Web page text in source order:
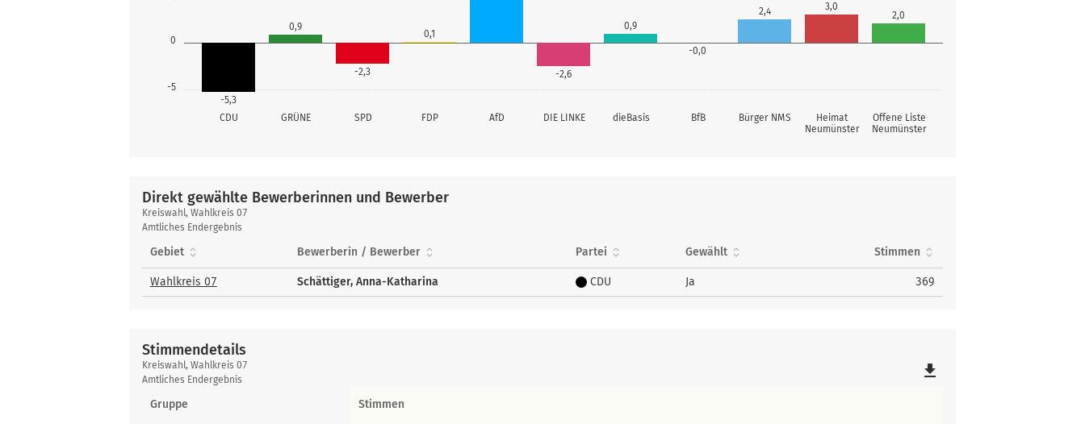
-5
0
CDU GRÜNE SPD FDP AfD DIE LINKE dieBasis BfB Bürger NMS
Heimat
Neumünster
Offene Liste
Neumünster
-5,3
0,9
-2,3
0,1
-2,6
0,9
-0,0
2,4 3,0
2,0
Direkt gewählte Bewerberinnen und Bewerber
Direkt
gewählte
Bewerberinnen
Bewerber
Kreiswahl, Wahlkreis 07
Amtliches Endergebnis
Gebiet Bewerberin / Bewerber Partei Gewählt Stimmen
Wahlkreis 07 Schättiger, Anna-Katharina CDU Ja 369
Stimmendetails
Stimmendetails
Kreiswahl, Wahlkreis 07
Amtliches Endergebnis
file_download
Gruppe Stimmen